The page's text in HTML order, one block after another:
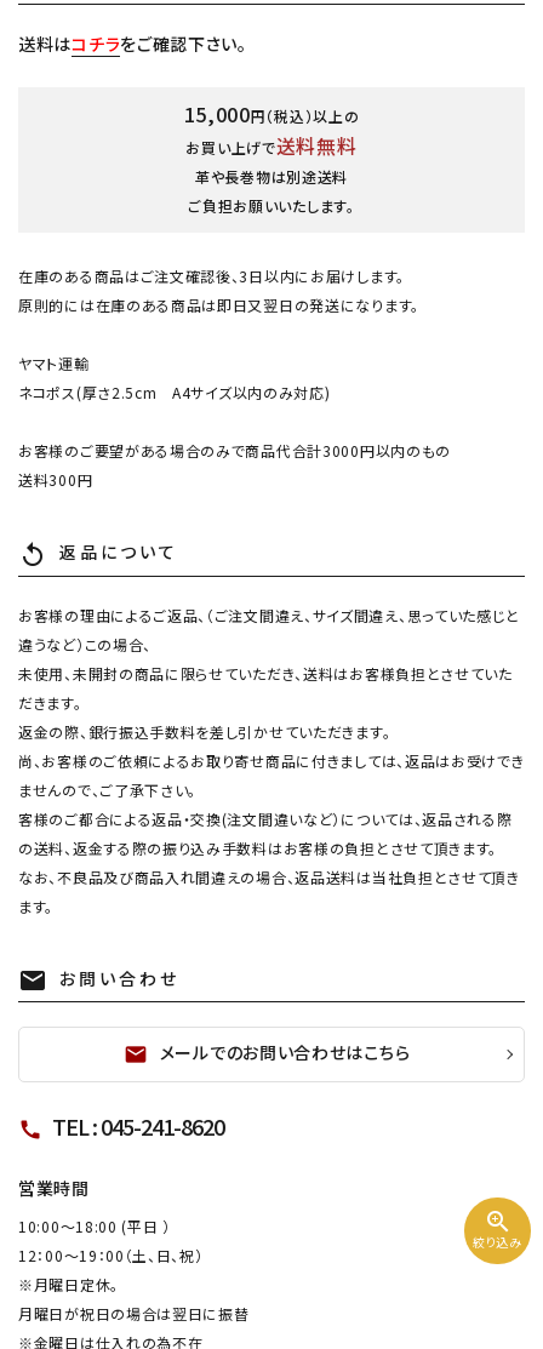
zoom_in
絞り込み
送料はコチラをご確認下さい。
15,000円（税込）以上の
お買い上げで送料無料
革や長巻物は別途送料
ご負担お願いいたします。
在庫のある商品はご注文確認後、3日以内にお届けします。
原則的には在庫のある商品は即日又翌日の発送になります。
ヤマト運輸
ネコポス(厚さ2.5cm A4サイズ以内のみ対応)
お客様のご要望がある場合のみで商品代合計3000円以内のもの
送料300円
replay 返品について
お客様の理由によるご返品、（ご注文間違え、サイズ間違え、思っていた感じと
違うなど）この場合、
未使用、未開封の商品に限らせていただき、送料はお客様負担とさせていた
だきます。
返金の際、銀行振込手数料を差し引かせていただきます。
尚、お客様のご依頼によるお取り寄せ商品に付きましては、返品はお受けでき
ませんので、ご了承下さい。
客様のご都合による返品・交換(注文間違いなど）については、返品される際
の送料、返金する際の振り込み手数料はお客様の負担とさせて頂きます。
なお、不良品及び商品入れ間違えの場合、返品送料は当社負担とさせて頂き
ます。
mail お問い合わせ
mail メールでのお問い合わせはこちら
call TEL : 045-241-8620
営業時間
10:00～18:00 (平日 ）
12：00～19：00（土、日、祝）
※月曜日定休。
月曜日が祝日の場合は翌日に振替
※金曜日は仕入れの為不在